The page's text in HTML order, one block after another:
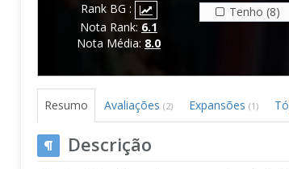
Rank BG :
Nota Rank: 6.1
Nota Média: 8.0
Tenho (8)
Resumo Avaliações (2) Expansões (1)
Descrição